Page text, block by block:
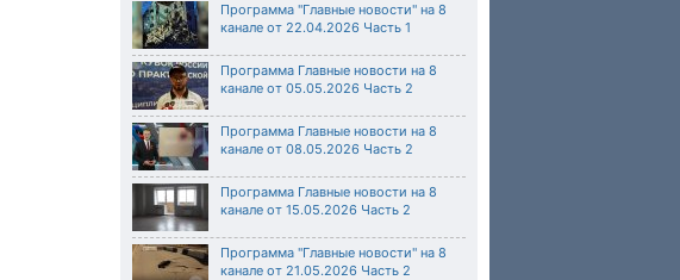
Программа "Главные новости" на 8
канале от 22.04.2026 Часть 1
Программа Главные новости на 8
канале от 05.05.2026 Часть 2
Программа Главные новости на 8
канале от 08.05.2026 Часть 2
Программа Главные новости на 8
канале от 15.05.2026 Часть 2
Программа "Главные новости" на 8
канале от 21.05.2026 Часть 2